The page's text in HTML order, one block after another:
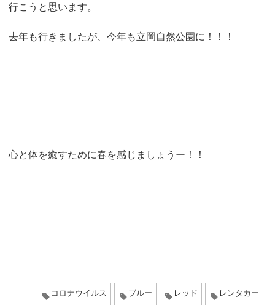
行こうと思います。
去年も行きましたが、今年も立岡自然公園に！！！
心と体を癒すために春を感じましょうー！！
コロナウイルス ブルー レッド レンタカー